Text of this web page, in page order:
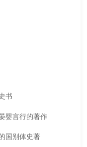
书
婴言行的著作
国别体史著